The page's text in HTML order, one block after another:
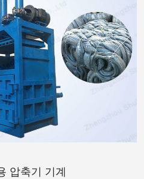
압축기 기계